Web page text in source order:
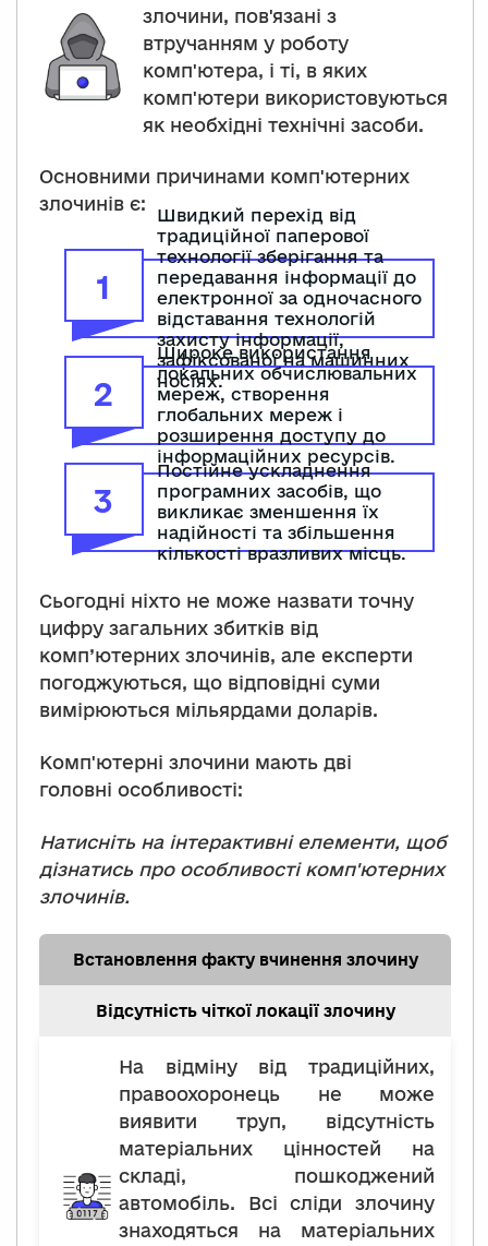
злочини, пов'язані з
втручанням у роботу
комп'ютера, і ті, в яких
комп'ютери використовуються
як необхідні технічні засоби.
Основними причинами комп'ютерних
злочинів є:
Швидкий перехід від
традиційної паперової
технології зберігання та
передавання інформації до
електронної за одночасного
відставання технологій
захисту інформації,
зафіксованої на машинних
носіях.
1
Широке використання
локальних обчислювальних
мереж, створення
глобальних мереж і
розширення доступу до
інформаційних ресурсів.
2
Постійне ускладнення
програмних засобів, що
викликає зменшення їх
надійності та збільшення
кількості вразливих місць.
3
Сьогодні ніхто не може назвати точну
цифру загальних збитків від
комп’ютерних злочинів, але експерти
погоджуються, що відповідні суми
вимірюються мільярдами доларів.
Комп'ютерні злочини мають дві
головні особливості:
Натисніть на інтерактивні елементи, щоб
дізнатись про особливості комп'ютерних
злочинів.
Встановлення факту вчинення злочину
Відсутність чіткої локації злочину
На відміну від традиційних,
правоохоронець не може
виявити труп, відсутність
матеріальних цінностей на
складі, пошкоджений
автомобіль. Всі сліди злочину
знаходяться на матеріальних